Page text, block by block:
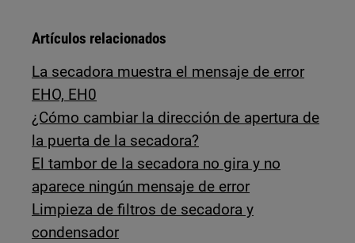
Artículos relacionados
La secadora muestra el mensaje de error
EHO, EH0
¿Cómo cambiar la dirección de apertura de
la puerta de la secadora?
El tambor de la secadora no gira y no
aparece ningún mensaje de error
Limpieza de filtros de secadora y
condensador